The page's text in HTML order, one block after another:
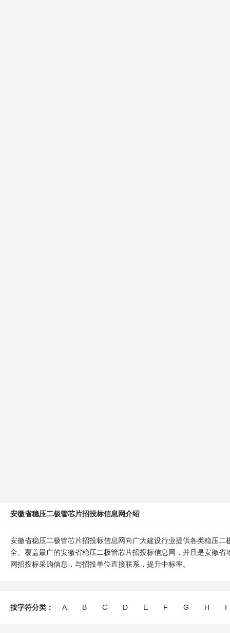
安徽省稳压二极管芯片招投标信息网介绍
安徽省稳压二极管芯片招投标信息网向广大建设行业提供各类稳压
全、覆盖最广的安徽省稳压二极管芯片招投标信息网，并且是安徽
网招投标采购信息，与招投单位直接联系，提升中标率。
按字符分类： A B C D E F G H I